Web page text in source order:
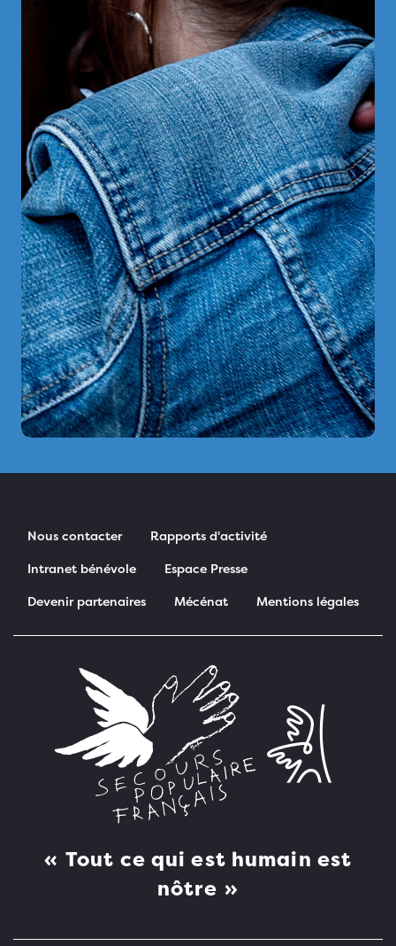
Nous contacter
Rapports d'activité
Intranet bénévole
Espace Presse
Devenir partenaires
Mécénat Mentions légales
Tout ce qui est humain est
nôtre